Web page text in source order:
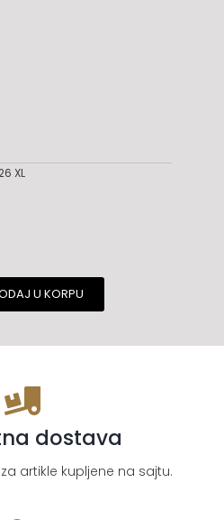
XL
U KORPU
dostava
artikle kupljene na sajtu.